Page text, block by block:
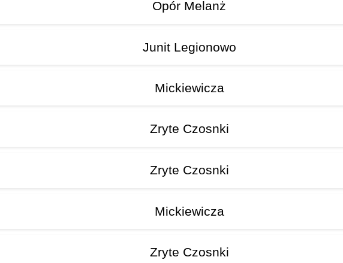
Opór Melanż
Junit Legionowo
Mickiewicza
Zryte Czosnki
Zryte Czosnki
Mickiewicza
Zryte Czosnki